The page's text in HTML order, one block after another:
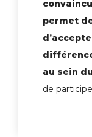
permet
au sein
de